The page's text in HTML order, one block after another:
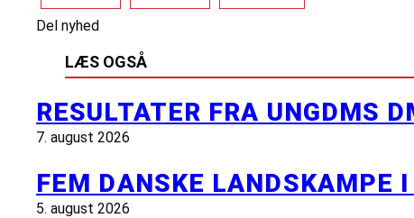
Del nyhed
LÆS OGSÅ
RESULTATER FRA UNGDMS
7. august 2026
FEM DANSKE LANDSKAMPE
5. august 2026